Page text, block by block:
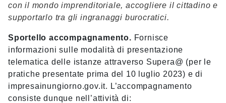
con il mondo imprenditoriale, accogliere il cittadino e
supportarlo tra gli ingranaggi burocratici.
Sportello accompagnamento. Fornisce
informazioni sulle modalità di presentazione
telematica delle istanze attraverso Supera@ (per le
pratiche presentate prima del 10 luglio 2023) e di
impresainungiorno.gov.it. L’accompagnamento
consiste dunque nell’attività di: